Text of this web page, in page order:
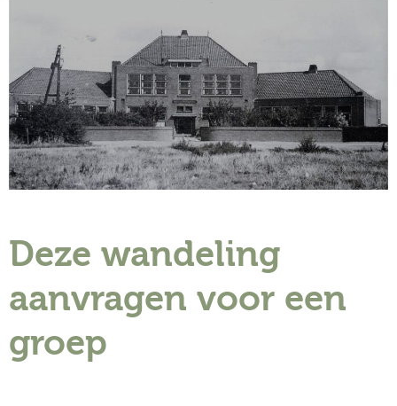
Deze wandeling
aanvragen voor een
groep